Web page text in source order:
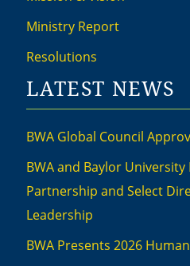
Ministry Report
Resolutions
LATEST NEWS
BWA Global Council
BWA and Baylor
Partnership and Select
Leadership
BWA Presents 2026